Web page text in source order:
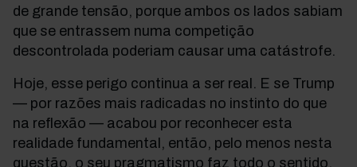
de grande tensão, porque ambos os lados sabiam
que se entrassem numa competição
descontrolada poderiam causar uma catástrofe.
Hoje, esse perigo continua a ser real. E se Trump
— por razões mais radicadas no instinto do que
na reflexão — acabou por reconhecer esta
realidade fundamental, então, pelo menos nesta
questão, o seu pragmatismo faz todo o sentido.